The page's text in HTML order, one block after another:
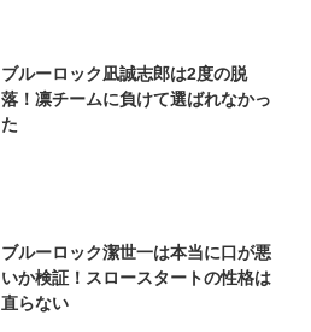
ブルーロック凪誠志郎は2度の脱
落！凛チームに負けて選ばれなかっ
た
ブルーロック潔世一は本当に口が悪
いか検証！スロースタートの性格は
直らない